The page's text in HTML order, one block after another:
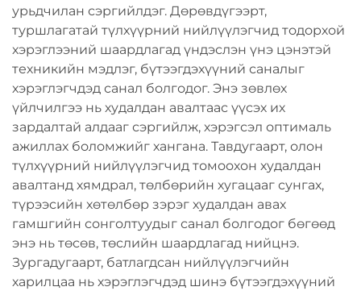
урьдчилан сэргийлдэг. Дөрөвдүгээрт,
туршлагатай түлхүүрний нийлүүлэгчид тодорхой
хэрэглээний шаардлагад үндэслэн үнэ цэнэтэй
техникийн мэдлэг, бүтээгдэхүүний саналыг
хэрэглэгчдэд санал болгодог. Энэ зөвлөх
үйлчилгээ нь худалдан авалтаас үүсэх их
зардалтай алдааг сэргийлж, хэрэгсэл оптималь
ажиллах боломжийг хангана. Тавдугаарт, олон
түлхүүрний нийлүүлэгчид томоохон худалдан
авалтанд хямдрал, төлбөрийн хугацааг сунгах,
түрээсийн хөтөлбөр зэрэг худалдан авах
гамшгийн сонголтуудыг санал болгодог бөгөөд
энэ нь төсөв, төслийн шаардлагад нийцнэ.
Зургадугаарт, батлагдсан нийлүүлэгчийн
харилцаа нь хэрэглэгчдэд шинэ бүтээгдэхүүний